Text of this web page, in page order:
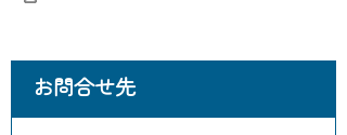
お問合せ先